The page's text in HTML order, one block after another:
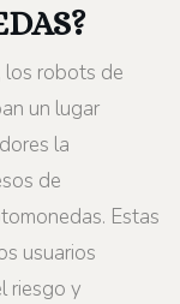
los robots de
un lugar
la
de
Estas
usuarios
riesgo y